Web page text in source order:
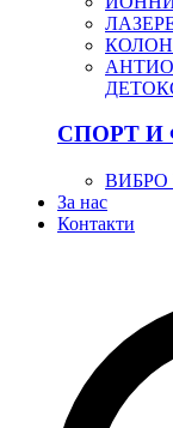
СПОРТ И
ВИБРО
За нас
Контакти